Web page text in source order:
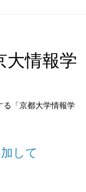
大情報学
る「京都大学情報学
して